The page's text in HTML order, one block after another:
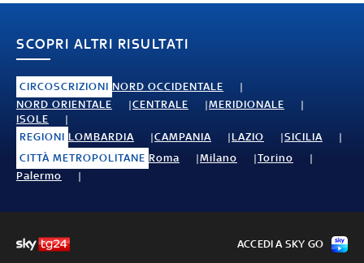
SCOPRI ALTRI RISULTATI
CIRCOSCRIZIONI NORD OCCIDENTALE
NORD ORIENTALE
CENTRALE
MERIDIONALE
ISOLE
REGIONI LOMBARDIA CAMPANIA LAZIO
SICILIA
CITTÀ METROPOLITANE Roma Milano
Torino
Palermo
ACCEDI A SKY GO